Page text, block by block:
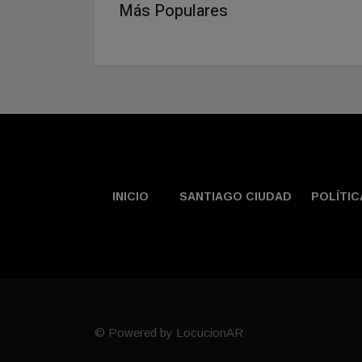
Más Populares
INICIO SANTIAGO CIUDAD
© Powered by LocucionAR